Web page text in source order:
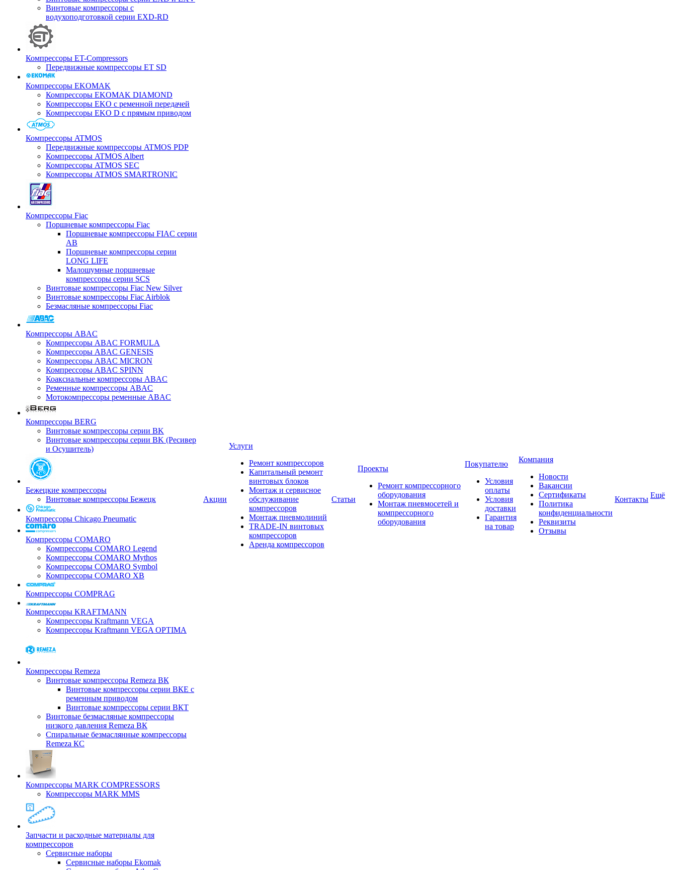
Винтовые компрессоры с
водухоподготовкой серии EXD-RD
Компрессоры ET-Compressors
Передвижные компрессоры ET SD
Компрессоры EKOMAK
Компрессоры EKOMAK DIAMOND
Компрессоры EKO c ременной передачей
Компрессоры EKO D с прямым приводом
Компрессоры ATMOS
Передвижные компрессоры ATMOS PDP
Компрессоры ATMOS Albert
Компрессоры ATMOS SEC
Компрессоры ATMOS SMARTRONIC
Компрессоры Fiac
Поршневые компрессоры Fiac
Поршневые компрессоры FIAC серии
AB
Поршневые компрессоры серии
LONG LIFE
Малошумные поршневые
компрессоры серии SCS
Винтовые компрессоры Fiac New Silver
Винтовые компрессоры Fiac Airblok
Безмасляные компрессоры Fiac
Компрессоры ABAC
Компрессоры ABAC FORMULA
Компрессоры ABAC GENESIS
Компрессоры ABAC MICRON
Компрессоры ABAC SPINN
Коаксиальные компрессоры ABAC
Ременные компрессоры ABAC
Мотокомпрессоры ременные ABAC
Компрессоры BERG
Винтовые компрессоры серии BK
Винтовые компрессоры серии BK (Ресивер
и Осушитель)
Бежецкие компрессоры
Винтовые компрессоры Бежецк
Компрессоры Chicago Pneumatic
Компрессоры COMARO
Компрессоры COMARO Legend
Компрессоры COMARO Mythos
Компрессоры COMARO Symbol
Компрессоры COMARO XB
Компрессоры COMPRAG
Компрессоры KRAFTMANN
Компрессоры Kraftmann VEGA
Компрессоры Kraftmann VEGA OPTIMA
Компрессоры Remeza
Винтовые компрессоры Remeza ВК
Винтовые компрессоры серии ВКЕ с
ременным приводом
Винтовые компрессоры серии ВКТ
Винтовые безмасляные компрессоры
низкого давления Remeza ВК
Спиральные безмаслянные компрессоры
Remeza КС
Компрессоры MARK COMPRESSORS
Компрессоры MARK MMS
Запчасти и расходные материалы для
компрессоров
Cервисные наборы
Сервисные наборы Ekomak
Акции
Услуги
Ремонт компрессоров
Капитальный ремонт
винтовых блоков
Монтаж и сервисное
обслуживание
компрессоров
Монтаж пневмолиний
TRADE-IN винтовых
компрессоров
Аренда компрессоров
Статьи
Проекты
Ремонт компрессорного
оборудования
Монтаж пневмосетей и
компрессорного
оборудования
Покупателю
Условия
оплаты
Условия
доставки
Гарантия
на товар
Компания
Новости
Вакансии
Сертификаты
Политика
конфиденциальности
Реквизиты
Отзывы
Контакты Ещё